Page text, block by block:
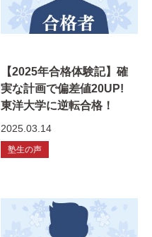
【2025年合格体験記】確
実な計画で偏差値20UP!
東洋大学に逆転合格！
2025.03.14
塾生の声